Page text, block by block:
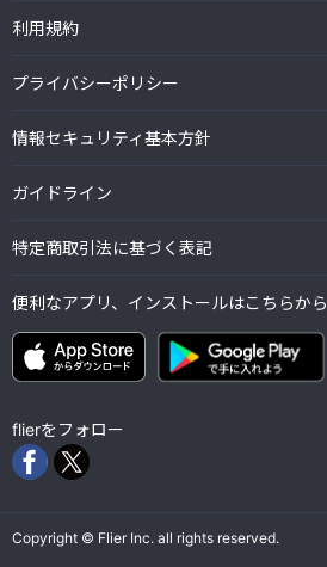
利用規約
プライバシーポリシー
情報セキュリティ基本方針
ガイドライン
特定商取引法に基づく表記
便利なアプリ、インストールはこちらから
flierをフォロー
Copyright © Flier Inc. all rights reserved.